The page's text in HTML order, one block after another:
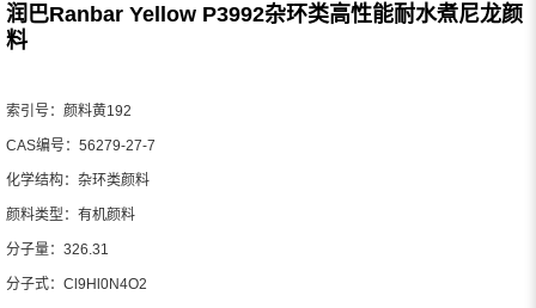
润巴Ranbar Yellow P3992杂环类高性能耐水煮尼龙颜
料
索引号：颜料黄192
CAS编号：56279-27-7
化学结构：杂环类颜料
颜料类型：有机颜料
分子量：326.31
分子式：Cl9Hl0N4O2